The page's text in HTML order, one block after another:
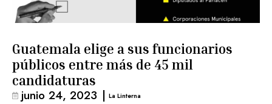
Guatemala elige a sus funcionarios
públicos entre más de 45 mil
candidaturas
junio 24, 2023 | La Linterna